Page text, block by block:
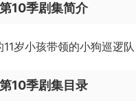
10季剧集简介
岁小孩带领的小狗巡逻
10季剧集目录